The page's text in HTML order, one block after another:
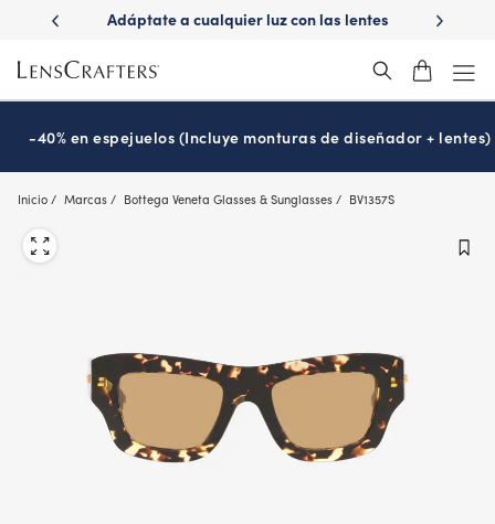
main
content
con
Adáptate a cualquier luz con las lentes
¿Es
-40% en espejuelos (Incluye monturas de diseñador + lentes)
Inicio Marcas Bottega Veneta Glasses & Sunglasses BV1357S